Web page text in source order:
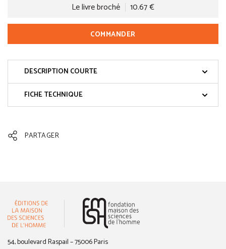
Le livre broché 10.67 €
COMMANDER
DESCRIPTION COURTE
FICHE TECHNIQUE
PARTAGER
54, boulevard Raspail – 75006 Paris